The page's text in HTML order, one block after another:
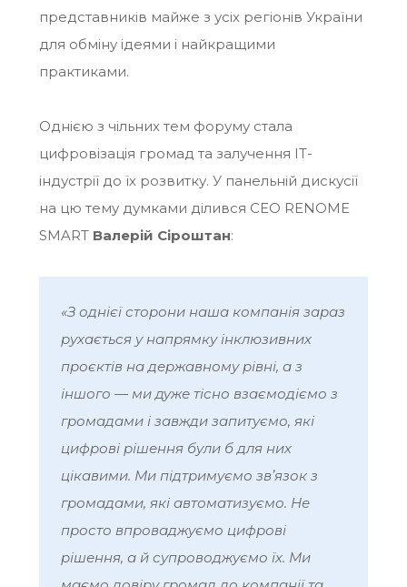
представників майже з усіх регіонів України
для обміну ідеями і найкращими
практиками.
Однією з чільних тем форуму стала
цифровізація громад та залучення ІТ-
індустрії до їх розвитку. У панельній дискусії
на цю тему думками ділився СЕО RENOME
SMART Валерій Сіроштан:
«З однієї сторони наша компанія зараз
рухається у напрямку інклюзивних
проєктів на державному рівні, а з
іншого — ми дуже тісно взаємодіємо з
громадами і завжди запитуємо, які
цифрові рішення були б для них
цікавими. Ми підтримуємо звʼязок з
громадами, які автоматизуємо. Не
просто впроваджуємо цифрові
рішення, а й супроводжуємо їх. Ми